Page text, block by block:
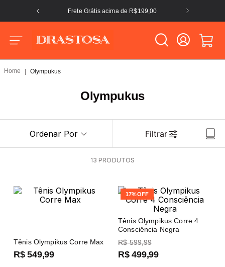
Frete Grátis acima de R$199,00
Olympukus
Olympukus
Ordenar Por Filtrar
13 PRODUTOS
Tênis Olympikus Corre Max
R$ 549,99
Tênis Olympikus Corre 4
Consciência Negra
17%OFF
R$ 599,99
R$ 499,99